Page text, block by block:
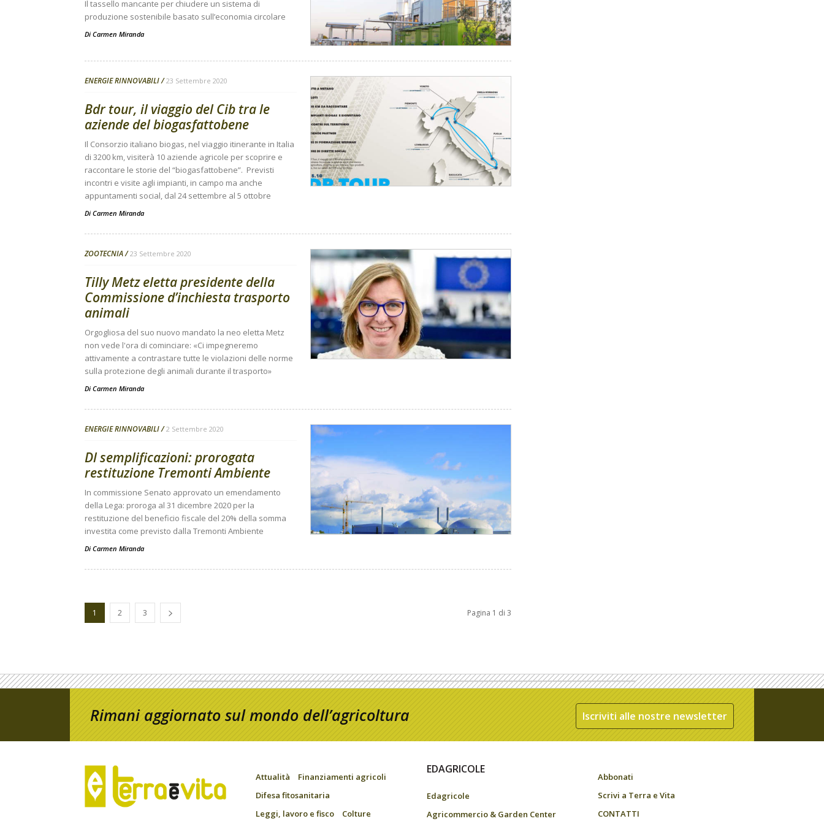
Il tassello mancante per chiudere un sistema di
produzione sostenibile basato sull’economia circolare
Di Carmen Miranda
ENERGIE RINNOVABILI 23 Settembre 2020
Bdr tour, il viaggio del Cib tra le
aziende del biogasfattobene
Il Consorzio italiano biogas, nel viaggio itinerante in Italia
di 3200 km, visiterà 10 aziende agricole per scoprire e
raccontare le storie del “biogasfattobene”. Previsti
incontri e visite agli impianti, in campo ma anche
appuntamenti social, dal 24 settembre al 5 ottobre
Di Carmen Miranda
ZOOTECNIA 23 Settembre 2020
Tilly Metz eletta presidente della
Commissione d’inchiesta trasporto
animali
Orgogliosa del suo nuovo mandato la neo eletta Metz
non vede l'ora di cominciare: «Ci impegneremo
attivamente a contrastare tutte le violazioni delle norme
sulla protezione degli animali durante il trasporto»
Di Carmen Miranda
ENERGIE RINNOVABILI 2 Settembre 2020
Dl semplificazioni: prorogata
restituzione Tremonti Ambiente
In commissione Senato approvato un emendamento
della Lega: proroga al 31 dicembre 2020 per la
restituzione del beneficio fiscale del 20% della somma
investita come previsto dalla Tremonti Ambiente
Di Carmen Miranda
1 2 3 Pagina 1 di 3
Rimani aggiornato sul mondo dell’agricoltura Iscriviti alle nostre newsletter
Attualità
Finanziamenti agricoli
Difesa fitosanitaria
Leggi, lavoro e fisco
Colture
EDAGRICOLE
Edagricole
Agricommercio & Garden Center
Abbonati
Scrivi a Terra e Vita
CONTATTI